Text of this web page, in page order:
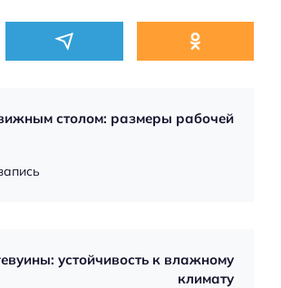
столом: размеры рабочей
устойчивость к влажному
климату